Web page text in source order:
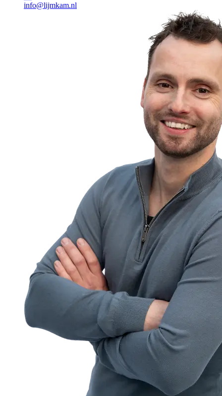
info@lijmkam.nl